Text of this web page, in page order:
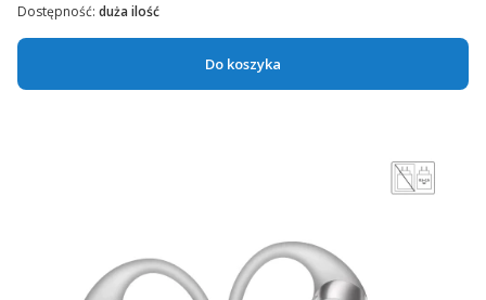
Do koszyka
Dostępność: duża ilość